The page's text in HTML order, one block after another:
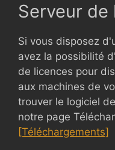
Serveur de
Si vous disposez
avez la possibilité
de licences pour
aux machines de
trouver le logiciel
notre page
[Téléchargements]